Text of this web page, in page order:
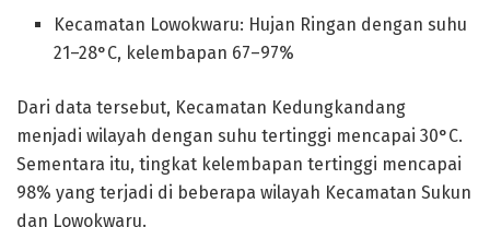
Kecamatan Lowokwaru: Hujan Ringan dengan suhu
21–28°C, kelembapan 67–97%
Dari data tersebut, Kecamatan Kedungkandang
menjadi wilayah dengan suhu tertinggi mencapai 30°C.
Sementara itu, tingkat kelembapan tertinggi mencapai
98% yang terjadi di beberapa wilayah Kecamatan Sukun
dan Lowokwaru.